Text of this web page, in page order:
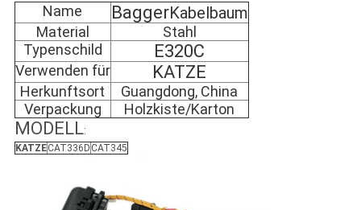
Name BaggerKabelbaum
Material
Stahl
Typenschild
E320C
Verwenden für KATZE
Herkunftsort
Guangdong, China
Verpackung
Holzkiste/Karton
MODELL:
KATZECAT336D CAT345